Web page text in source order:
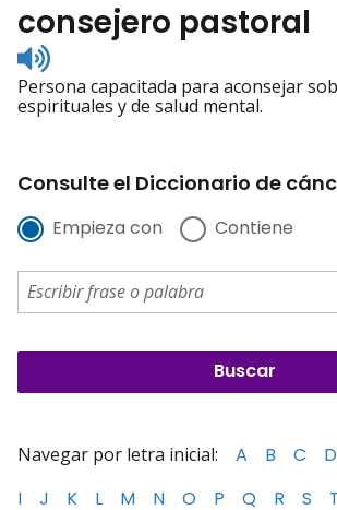
consejero pastoral
Listen
to
pronunciation
Persona capacitada para aconsejar
espirituales y de salud mental.
Consulte el Diccionario de
Empieza con Contiene
Navegar por letra inicial: A B C D
I
J K L M N O P Q R S